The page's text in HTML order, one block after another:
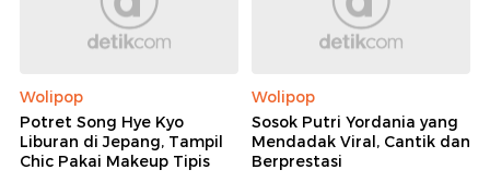
Wolipop
Potret Song Hye Kyo
Liburan di Jepang, Tampil
Chic Pakai Makeup Tipis
Wolipop
Sosok Putri Yordania yang
Mendadak Viral, Cantik dan
Berprestasi